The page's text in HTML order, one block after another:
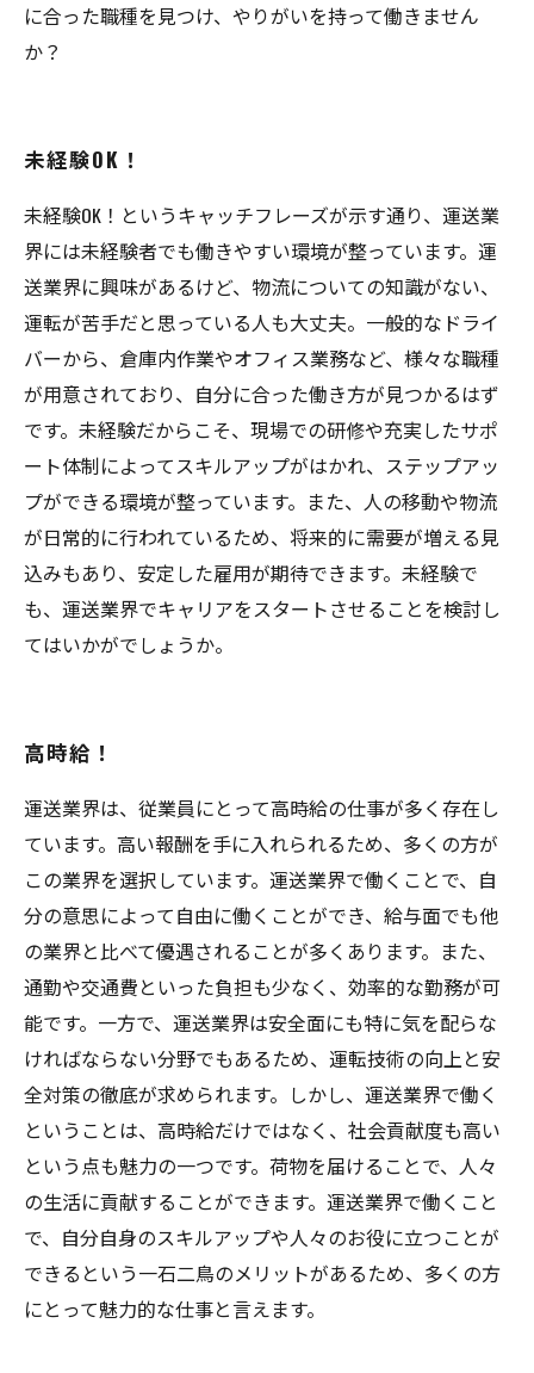
に合った職種を見つけ、やりがいを持って働きません
か？
未経験OK！
未経験OK！というキャッチフレーズが示す通り、運送業
界には未経験者でも働きやすい環境が整っています。運
送業界に興味があるけど、物流についての知識がない、
運転が苦手だと思っている人も大丈夫。一般的なドライ
バーから、倉庫内作業やオフィス業務など、様々な職種
が用意されており、自分に合った働き方が見つかるはず
です。未経験だからこそ、現場での研修や充実したサポ
ート体制によってスキルアップがはかれ、ステップアッ
プができる環境が整っています。また、人の移動や物流
が日常的に行われているため、将来的に需要が増える見
込みもあり、安定した雇用が期待できます。未経験で
も、運送業界でキャリアをスタートさせることを検討し
てはいかがでしょうか。
高時給！
運送業界は、従業員にとって高時給の仕事が多く存在し
ています。高い報酬を手に入れられるため、多くの方が
この業界を選択しています。運送業界で働くことで、自
分の意思によって自由に働くことができ、給与面でも他
の業界と比べて優遇されることが多くあります。また、
通勤や交通費といった負担も少なく、効率的な勤務が可
能です。一方で、運送業界は安全面にも特に気を配らな
ければならない分野でもあるため、運転技術の向上と安
全対策の徹底が求められます。しかし、運送業界で働く
ということは、高時給だけではなく、社会貢献度も高い
という点も魅力の一つです。荷物を届けることで、人々
の生活に貢献することができます。運送業界で働くこと
で、自分自身のスキルアップや人々のお役に立つことが
できるという一石二鳥のメリットがあるため、多くの方
にとって魅力的な仕事と言えます。